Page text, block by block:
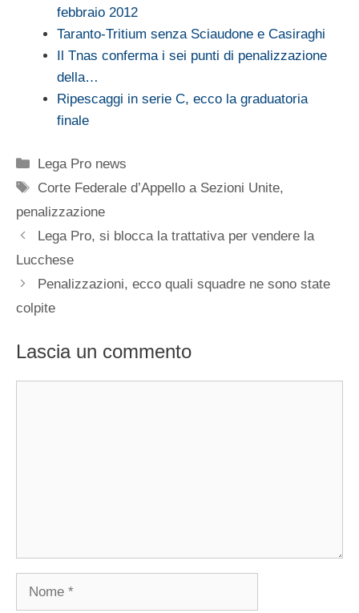
febbraio 2012
Taranto-Tritium senza Sciaudone e Casiraghi
Il Tnas conferma i sei punti di penalizzazione
della…
Ripescaggi in serie C, ecco la graduatoria
finale
Categorie
Lega Pro news
Tag
Corte Federale d’Appello a Sezioni Unite,
penalizzazione
Lega Pro, si blocca la trattativa per vendere la
Lucchese
Penalizzazioni, ecco quali squadre ne sono state
colpite
Lascia un commento
Nome